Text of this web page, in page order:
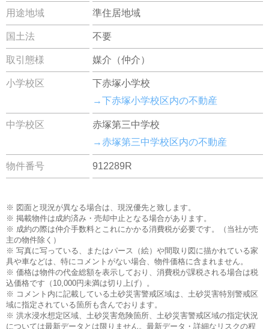
用途地域 準住居地域
国土法 不要
取引態様 媒介（仲介）
小学校区
下赤塚小学校
→下赤塚小学校区内の不動産
中学校区
赤塚第三中学校
→赤塚第三中学校区内の不動産
物件番号 912289R
※ 図面と現況が異なる場合は、現況優先と致します。
※ 掲載物件は成約済み・売却中止となる場合があります。
※ 成約の際は仲介手数料とこれにかかる消費税が必要です。（当社が売
主の物件除く）
※ 写真に写っている、またはパース（絵）や間取り図に描かれている家
具や車などは、特にコメントがない場合、物件価格に含まれません。
※ 価格は物件の代金総額を表示しており、消費税が課税される場合は税
込価格です（10,000円未満は切り上げ）。
※ コメント内に記載している土砂災害警戒区域は、土砂災害特別警戒区
域に指定されている箇所も含んでおります。
※ 洪水浸水想定区域、土砂災害危険箇所、土砂災害警戒区域の指定状況
については最新データとは限りません。最新データ・詳細なリスクの程